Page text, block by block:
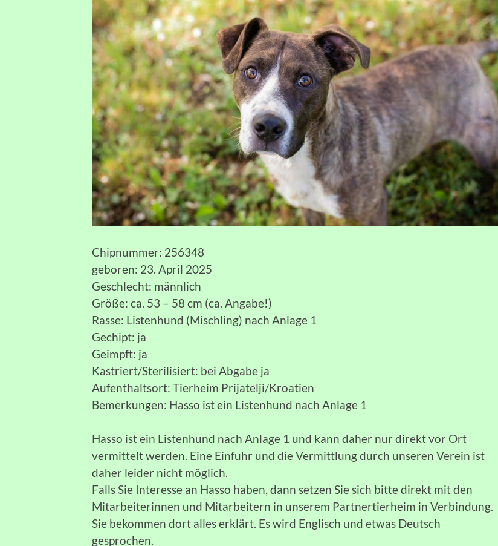
Chipnummer: 256348
geboren: 23. April 2025
Geschlecht: männlich
Größe: ca. 53 – 58 cm (ca. Angabe!)
Rasse: Listenhund (Mischling) nach Anlage 1
Gechipt: ja
Geimpft: ja
Kastriert/Sterilisiert: bei Abgabe ja
Aufenthaltsort: Tierheim Prijatelji/Kroatien
Bemerkungen: Hasso ist ein Listenhund nach Anlage 1
Hasso ist ein Listenhund nach Anlage 1 und kann daher nur direkt vor Ort
vermittelt werden. Eine Einfuhr und die Vermittlung durch unseren Verein ist
daher leider nicht möglich.
Falls Sie Interesse an Hasso haben, dann setzen Sie sich bitte direkt mit den
Mitarbeiterinnen und Mitarbeitern in unserem Partnertierheim in Verbindung.
Sie bekommen dort alles erklärt. Es wird Englisch und etwas Deutsch
gesprochen.